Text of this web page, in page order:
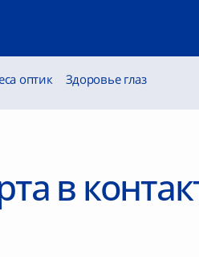
оптик Здоровье глаз
в